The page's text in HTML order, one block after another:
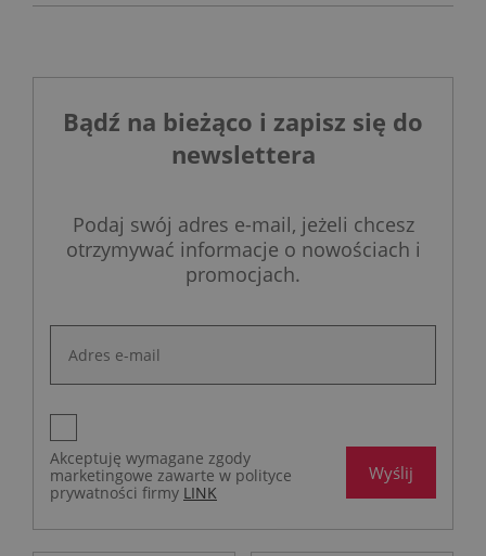
Bądź na bieżąco i zapisz się do
newslettera
Podaj swój adres e-mail, jeżeli chcesz
otrzymywać informacje o nowościach i
promocjach.
Akceptuję wymagane zgody
marketingowe zawarte w polityce
prywatności firmy LINK
Wyślij